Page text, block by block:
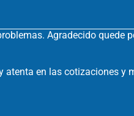
Agradecido quede
atenta en las cotizaciones y